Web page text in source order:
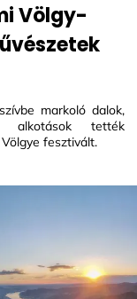
Völgy-
markoló dalok,
alkotások tették
fesztivált.